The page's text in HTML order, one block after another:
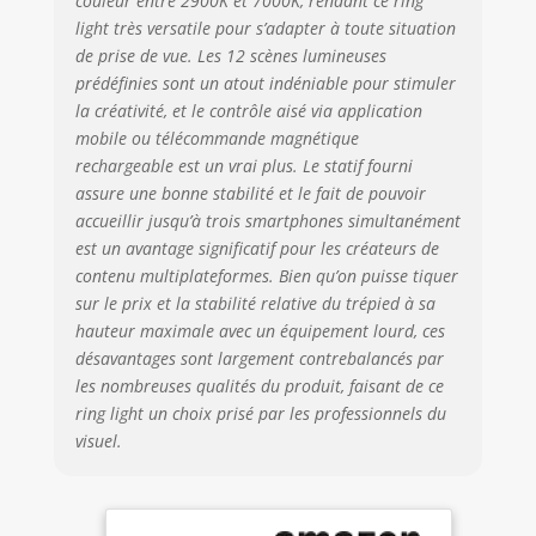
Remarque : sac de
transport non
inclus Contrôle de
précision amélioré
: ce panneau
lumineux LED
permet un réglage
précis de la
température de
couleur et de la
luminosité.
L'interrupteur
d'alimentation
peut être
facilement basculé
en une seule
pression. La
être réglées avec
light très versatile pour s’adapter à toute situation
de prise de vue. Les 12 scènes lumineuses
prédéfinies sont un atout indéniable pour stimuler
la créativité, et le contrôle aisé via application
mobile ou télécommande magnétique
rechargeable est un vrai plus. Le statif fourni
assure une bonne stabilité et le fait de pouvoir
accueillir jusqu’à trois smartphones simultanément
est un avantage significatif pour les créateurs de
contenu multiplateformes. Bien qu’on puisse tiquer
sur le prix et la stabilité relative du trépied à sa
hauteur maximale avec un équipement lourd, ces
désavantages sont largement contrebalancés par
les nombreuses qualités du produit, faisant de ce
ring light un choix prisé par les professionnels du
visuel.